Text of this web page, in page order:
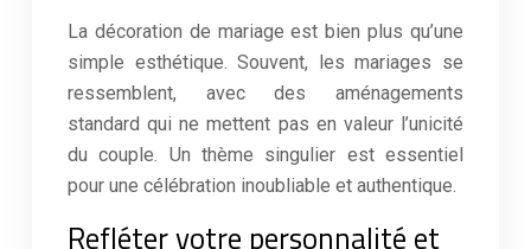
La décoration de mariage est bien plus qu’une
simple esthétique. Souvent, les mariages se
ressemblent, avec des aménagements
standard qui ne mettent pas en valeur l’unicité
du couple. Un thème singulier est essentiel
pour une célébration inoubliable et authentique.
Refléter votre personnalité et